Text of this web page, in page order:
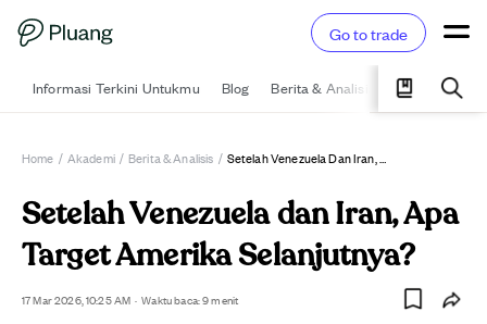
Go to trade
Informasi Terkini Untukmu Blog Berita & Analisis Pelajari
Home / Akademi / Berita & Analisis / Setelah Venezuela Dan Iran, Apa Target Amerika Selanjutnya?
Setelah Venezuela dan Iran, Apa
Target Amerika Selanjutnya?
17 Mar 2026, 10:25 AM · Waktu baca: 9 menit